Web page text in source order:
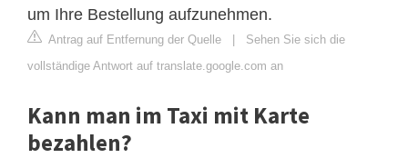
um Ihre Bestellung aufzunehmen.
Antrag auf Entfernung der Quelle | Sehen Sie sich die
vollständige Antwort auf translate.google.com an
Kann man im Taxi mit Karte
bezahlen?